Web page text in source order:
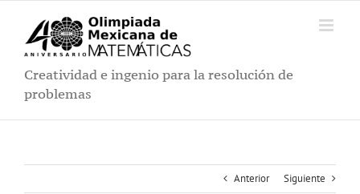
contenido
Creatividad e ingenio para la resolución de
problemas
Anterior Siguiente